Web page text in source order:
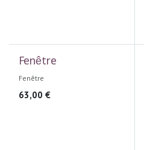
Fenêtre
Fenêtre
63,00 €